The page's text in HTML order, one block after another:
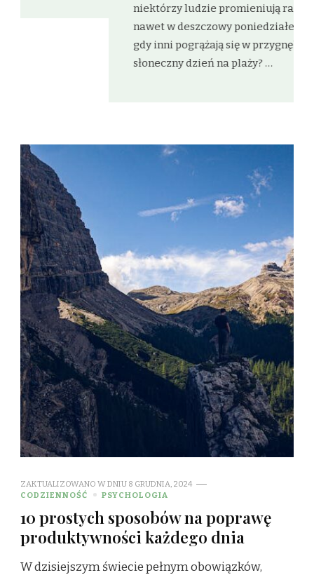
niektórzy ludzie promieniują radością
nawet w deszczowy poniedziałek, podczas
gdy inni pogrążają się w przygnębieniu w
słoneczny dzień na plaży? …
ZAKTUALIZOWANO W DNIU 8 GRUDNIA, 2024
CODZIENNOŚĆ
PSYCHOLOGIA
10 prostych sposobów na poprawę
produktywności każdego dnia
W dzisiejszym świecie pełnym obowiązków,